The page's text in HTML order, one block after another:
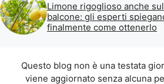
Limone rigoglioso anche sul
balcone: gli esperti
finalmente come ottenerlo
Questo blog non è una testata
viene aggiornato senza alcuna